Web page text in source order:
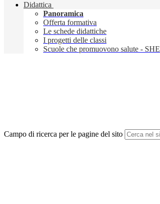
Didattica
Panoramica
Offerta formativa
Le schede didattiche
I progetti delle classi
Scuole che promuovono salute - SHE
Campo di ricerca per le pagine del sito